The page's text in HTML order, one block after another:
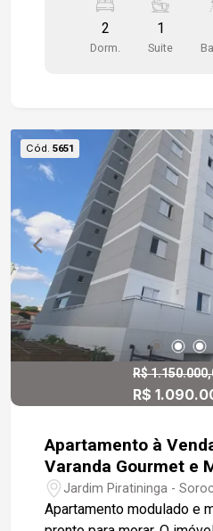
Imóvel completo, com
ambientes, incluindo
armários de alta
bairros mais valorizados
Campolim possui
shoppings,
parques e fácil acesso
rodovias. Quer agendar
novo lar? Você já pensou
segurança e lazer em um
2
Dorm.
1
Suite
Cód. 5651
R$
R$
Apartamento à
Varanda Gourmet e
Vista Moncayo -
Jardim Piratininga -
Apartamento modulado e